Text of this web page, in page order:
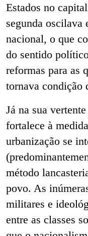
Estados no
segunda oscilava
nacional, o que
do sentido
reformas para as
tornava condição
Já na sua
fortalece à
urbanização se
método
povo. As
militares e
entre as classes